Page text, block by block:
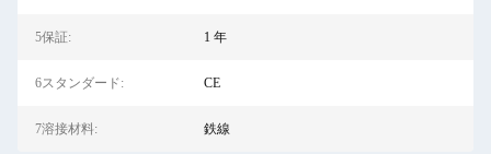
5保証: 1 年
6スタンダード: CE
7溶接材料: 鉄線